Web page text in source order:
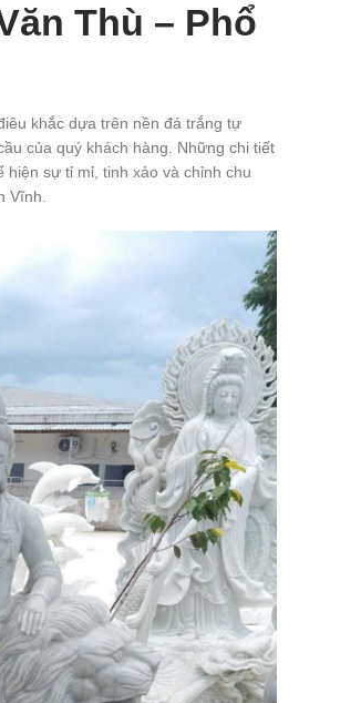
Thù – Phổ
khắc dựa trên nền đá trắng tự
của quý khách hàng. Những chi tiết
sự tỉ mỉ, tinh xảo và chỉnh chu
Vĩnh.